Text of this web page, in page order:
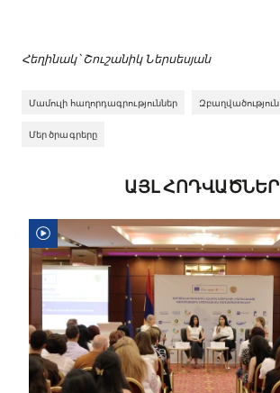
Հեղինակ՝ Շուշանիկ Ներսեսյան
Մամուլի հաղորդագրություններ Զբաղվածություն
Մեր ծրագրերը
ԱՅԼ ՀՈԴՎԱԾՆԵՐ